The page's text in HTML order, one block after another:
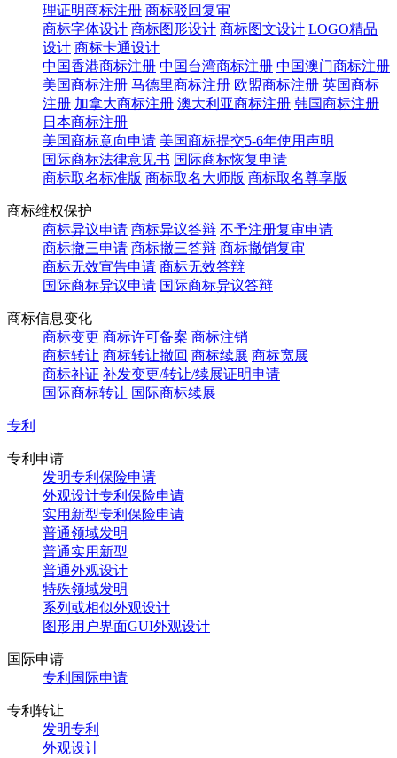
理证明商标注册 商标驳回复审
商标字体设计 商标图形设计 商标图文设计 LOGO精品
设计 商标卡通设计
中国香港商标注册 中国台湾商标注册 中国澳门商标注册
美国商标注册 马德里商标注册 欧盟商标注册 英国商标
注册 加拿大商标注册 澳大利亚商标注册 韩国商标注册
日本商标注册
美国商标意向申请 美国商标提交5-6年使用声明
国际商标法律意见书 国际商标恢复申请
商标取名标准版 商标取名大师版 商标取名尊享版
商标维权保护
商标异议申请 商标异议答辩 不予注册复审申请
商标撤三申请 商标撤三答辩 商标撤销复审
商标无效宣告申请 商标无效答辩
国际商标异议申请 国际商标异议答辩
商标信息变化
商标变更 商标许可备案 商标注销
商标转让 商标转让撤回 商标续展 商标宽展
商标补证 补发变更/转让/续展证明申请
国际商标转让 国际商标续展
专利
专利申请
发明专利保险申请
外观设计专利保险申请
实用新型专利保险申请
普通领域发明
普通实用新型
普通外观设计
特殊领域发明
系列或相似外观设计
图形用户界面GUI外观设计
国际申请
专利国际申请
专利转让
发明专利
外观设计